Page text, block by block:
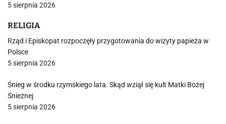
5 sierpnia 2026
RELIGIA
Rząd i Episkopat rozpoczęły przygotowania do wizyty papieża w
Polsce
5 sierpnia 2026
Śnieg w środku rzymskiego lata. Skąd wziął się kult Matki Bożej
Śnieżnej
5 sierpnia 2026